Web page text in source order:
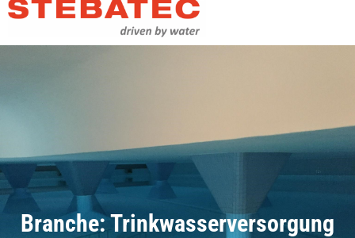
Branche: Trinkwasserversorgung